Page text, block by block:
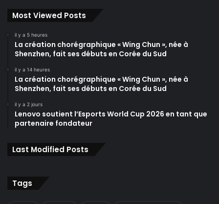
Most Viewed Posts
il y a 5 heures
La création chorégraphique « Wing Chun », née à
Shenzhen, fait ses débuts en Corée du Sud
il y a 14 heures
La création chorégraphique « Wing Chun », née à
Shenzhen, fait ses débuts en Corée du Sud
il y a 2 jours
Lenovo soutient l’Esports World Cup 2026 en tant que
partenaire fondateur
Last Modified Posts
Tags